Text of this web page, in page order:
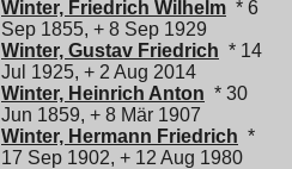
Winter, Friedrich Wilhelm * 6
Sep 1855, + 8 Sep 1929
Winter, Gustav Friedrich * 14
Jul 1925, + 2 Aug 2014
Winter, Heinrich Anton * 30
Jun 1859, + 8 Mär 1907
Winter, Hermann Friedrich *
17 Sep 1902, + 12 Aug 1980